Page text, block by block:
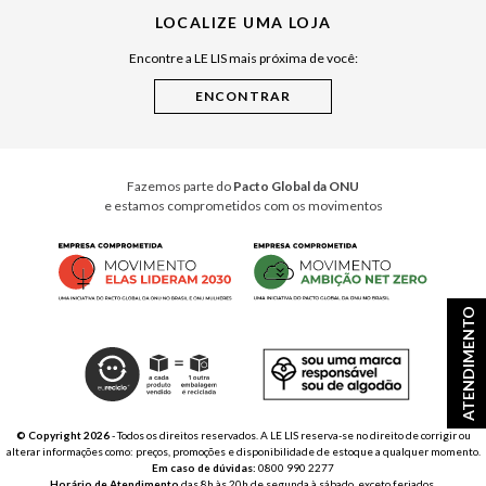
ATENDIMENTO
Cuidados Casa
LOCALIZE UMA LOJA
Encontre a LE LIS mais próxima de você:
Fazemos parte do Pacto Global da ONU
e estamos comprometidos com os movimentos
© Copyright 2026- Todos os direitos reservados. A LE LIS reserva-se no direito de corrigir ou
alterar informações como: preços, promoções e disponibilidade de estoque a qualquer momento.
Em caso de dúvidas: 0800 990 2277